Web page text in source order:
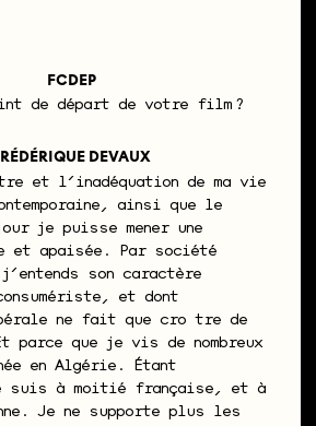
FCDEP
de départ de votre film ?
DEVAUX
et l’inadéquation de ma vie
ainsi que le
je puisse mener une
et apaisée. Par société
son caractère
et dont
ne fait que croître de
parce que je vis de nombreux
en Algérie. Étant
suis à moitié française, et à
Je ne supporte plus les